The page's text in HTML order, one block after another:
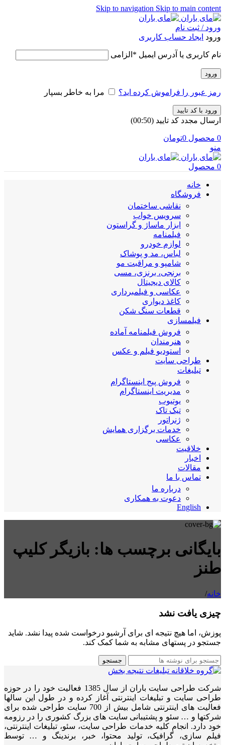
Skip to navigation Skip to main content
ورود / ثبت نام
ورود ایجاد حساب کاربری
نام کاربری یا آدرس ایمیل * الزامی
ورود
رمز عبور را فراموش کرده اید؟ مرا به خاطر بسپار
ورود با کد تایید
ارسال مجدد کد تایید (00:
50
)
0 محصول 0تومان
منو
0 محصول
خانه
فروشگاه
نقاشی ساختمان
سرویس خواب
ابزار ماساژ و گراستون
فیلمنامه
لوازم خودرو
لباس، مد و پوشاک
شامپو و مراقبت مو
برنجی، برنزی، مسی
کالای دیجیتال
عکاسی و فیلمبرداری
کاغذ دیواری
قطعات سنگ شکن
فیلمسازی
فروش فیلمنامه آماده
هنرمندان
استودیو فیلم و عکس
طراحی سایت
تبلیغات
فروش پیج اینستاگرام
مدیریت اینستاگرام
یوتیوب
تیک تاک
ژنراتور
خدمات برگزاری همایش
عکاسی
خلاقیت
اخبار
مقالات
تماس با ما
درباره ما
دعوت به همکاری
English
بایگانی برچسب ها: بازیگر کلیپ
طنز
خانه/
چیزی یافت نشد
پوزش، اما هیچ نتیجه ای برای آرشیو درخواست شده پیدا نشد. شاید
جستجو در پستهای مشابه به شما کمک کند.
جستجو
شرکت طراحی سایت باران از سال 1385 فعالیت خود را در حوزه
طراحی سایت و تبلیغات اینترنتی آغاز کرده و در طول این سالها
فعالیت های اینترنتی شامل بیش از 700 سایت طراحی شده برای
شرکتها و … سئو و پشتیبانی سایت های بزرگ کشوری را در رزومه
خود دارد. انجام کلیه خدمات طراحی سایت، سئو، تبلیغات اینترنتی،
فیلم سازی، گرافیک، تولید محتوا، خبر، برندینگ و … توسط